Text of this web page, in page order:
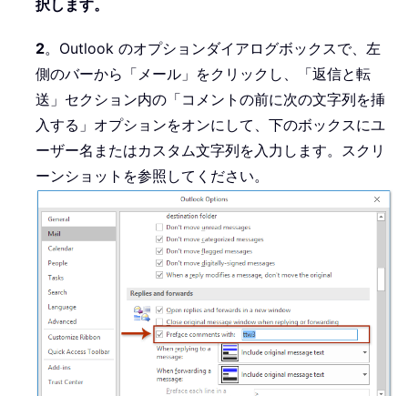
択します。
2。Outlook のオプションダイアログボックスで、左
側のバーから「メール」をクリックし、「返信と転
送」セクション内の「コメントの前に次の文字列を挿
入する」オプションをオンにして、下のボックスにユ
ーザー名またはカスタム文字列を入力します。スクリ
ーンショットを参照してください。